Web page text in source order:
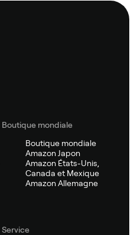
Boutique mondiale
Boutique mondiale
Amazon Japon
Amazon États-Unis,
Canada et Mexique
Amazon Allemagne
Service